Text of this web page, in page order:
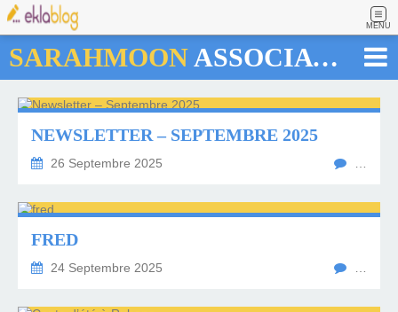
MENU
SARAHMOON ASSOCIATION
NEWSLETTER – SEPTEMBRE 2025
26 Septembre 2025
FRED
24 Septembre 2025